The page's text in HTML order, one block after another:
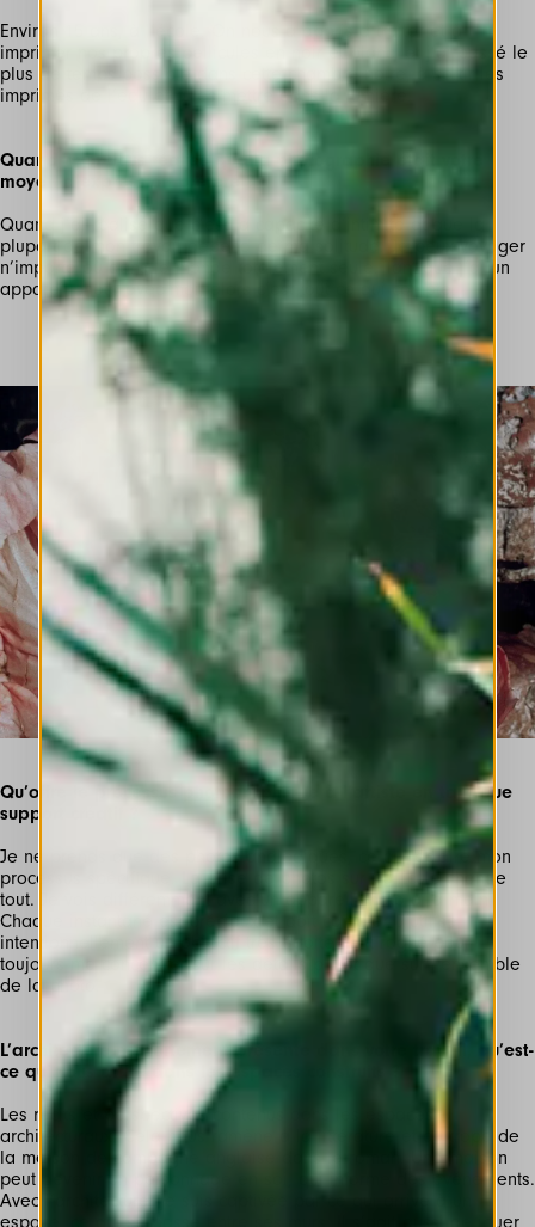
Environ 15 ans, à l’école. On nous a appris à traiter et à
imprimer nos propres pellicules en noir et blanc, et j’ai passé le
plus de temps possible dans cette chambre noire, à sortir les
imprimés de l’eau et à les mettre dans la lumière.
Quand avez-vous réalisé que la photographie était votre
moyen d’expression préféré ?
Quand j’ai réalisé que c’est la capacité d’intimité et que la
plupart de mon travail dépend de ma solitude. Je peux voyager
n’importe où dans le monde totalement seule. Tant que j’ai un
Qu’offre le processus photographique à l’artiste en tant que
support créatif ?
Je ne prends que des photos analogiques, ce qui éclaire mon
processus spécifique. La prise de photos sur pellicule change
tout. Je vois différemment avec un appareil-photo à la main.
Chaque instantané est précieux et doit compter. J’utilise
intentionnellement un objectif très étroitement rogné pour
toujours me concentrer sur les détails plutôt que sur l’ensemble
de la photo.
L’architecture est fortement présente dans votre travail, qu’est-
ce qui vous attire dans les espaces construits ?
Les récits et perspectives contenus dans les espaces
architecturaux. Cela nous ramène à la littérature et au trope de
la maison de campagne anglaise dans le roman. Une maison
peut devenir un personnage en soi, qui informe des événements.
Avec l’architecture, je suis captivée par ce qui arrive à un
espace, ce qui se passe entre ses murs. Il s’agit aussi de jouer